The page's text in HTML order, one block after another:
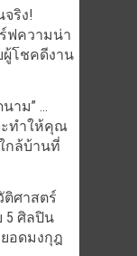
ริง!
ฟความน่า
โชคดีงาน
าม” …
ทำให้คุณ
กล้บ้านที่
ติศาสตร์
5 ศิลปิน
อดมงกุฎ